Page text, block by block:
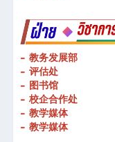
- 教务发展部
- 评估处
- 图书馆
- 校企合作处
- 教学媒体
- 教学媒体